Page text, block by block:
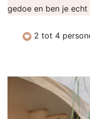
gedoe en ben je
2 tot 4